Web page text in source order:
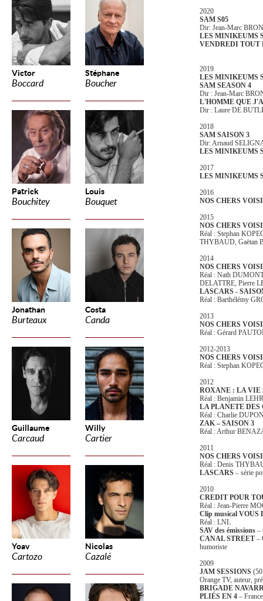
Victor
Boccard
Stéphane
Boucher
Patrick
Bouchitey
Louis
Bouquet
Jonathan
Burteaux
Costa
Canda
Guillaume
Carcaud
Willy
Cartier
Yoav
Cartozo
Nicolas
Cazalé
2020
SAM S05
Dir: Jean-Marc
LES MINIKEUMS
VENDREDI TOUT
2019
LES MINIKEUMS
SAM SEASON 4
Dir : Jean-Marc
L'HOMME QUE
Dir : Laure DE
2018
SAM SAISON 3
Dir: Arnaud
LES MINIKEUMS
2017
LES MINIKEUMS
2016
NOS CHERS
2015
NOS CHERS
Réal : Stephan
THYBAUD, Gaëtan
2014
NOS CHERS
Réal : Nath
DELATTRE, Pierre
LASCARS -
Réal : Barthélémy
2013
NOS CHERS
Réal : Gérard
2012-2013
NOS CHERS
Réal : Stephan
2012
ROXANE : LA VIE
Réal : Benjamin
LA PLANETE DES
Réal : Charlie
ZAK – SAISON 3
Réal : Arthur
2011
NOS CHERS
Réal : Denis
LASCARS – série
2010
CREDIT POUR
Réal : Jean-Pierre
Clip musical VOUS
Réal : LNL
SAV des émissions –
CANAL STREET –
humoriste
2009
JAM SESSIONS
Orange TV, auteur,
BRIGADE
PLIÉS EN 4 –